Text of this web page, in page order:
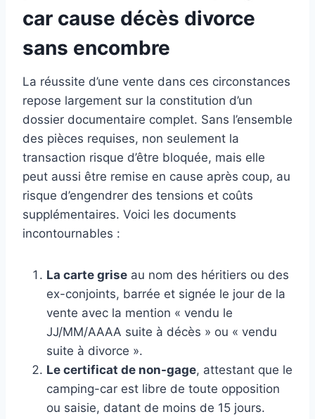
car cause décès divorce
sans encombre
La réussite d’une vente dans ces circonstances
repose largement sur la constitution d’un
dossier documentaire complet. Sans l’ensemble
des pièces requises, non seulement la
transaction risque d’être bloquée, mais elle
peut aussi être remise en cause après coup, au
risque d’engendrer des tensions et coûts
supplémentaires. Voici les documents
incontournables :
La carte grise au nom des héritiers ou des
ex-conjoints, barrée et signée le jour de la
vente avec la mention « vendu le
JJ/MM/AAAA suite à décès » ou « vendu
suite à divorce ».
Le certificat de non-gage, attestant que le
camping-car est libre de toute opposition
ou saisie, datant de moins de 15 jours.